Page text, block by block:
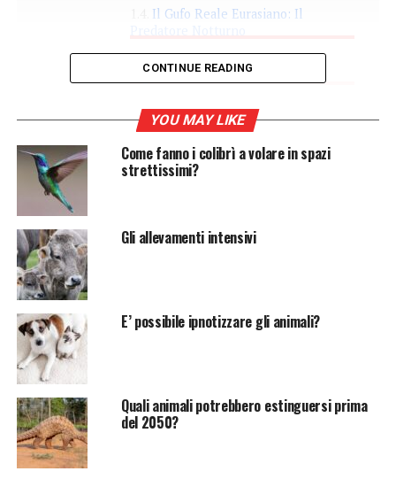
Il Gufo Reale Eurasiano: Il
La Cicogna: Un Aspetto
Ingannevole
Il Verdetto Finale: Qual è
l’Uccello più Pericoloso?
Scopri le Caratteristiche
dell’Avifauna più Temibile
Nel vasto e affascinante regno degli
specie dalle caratteristiche più variegate. Alcuni
cinguettano melodiosamente all’alba, altri solcano i cieli
con grazia e leggiadria, mentre altri ancora si
distinguono per la loro imponenza e ferocia. Ma tra
tutte le specie ornitologiche del mondo, quale può
essere considerato l’uccello più pericoloso? Questa
CONTINUE READING
YOU MAY LIKE
Come fanno i colibrì a volare in spazi
strettissimi?
Gli allevamenti intensivi
E’ possibile ipnotizzare gli animali?
Quali animali potrebbero estinguersi prima
del 2050?